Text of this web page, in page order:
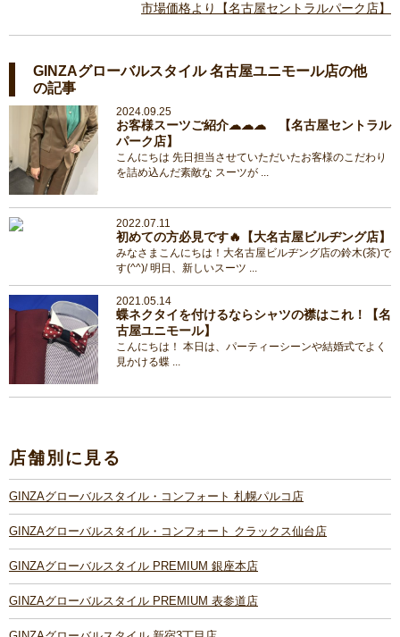
市場価格より【名古屋セントラルパーク店】
GINZAグローバルスタイル 名古屋ユニモール店の他
の記事
2024.09.25
お客様スーツご紹介☁☁☁ 【名古屋セントラル
パーク店】
こんにちは 先日担当させていただいたお客様のこだわり
を詰め込んだ素敵な スーツが ...
2022.07.11
初めての方必見です🔥【大名古屋ビルヂング店】
みなさまこんにちは！大名古屋ビルヂング店の鈴木(茶)で
す(^^)/ 明日、新しいスーツ ...
2021.05.14
蝶ネクタイを付けるならシャツの襟はこれ！【名
古屋ユニモール】
こんにちは！ 本日は、パーティーシーンや結婚式でよく
見かける蝶 ...
店舗別に見る
GINZAグローバルスタイル・コンフォート 札幌パルコ店
GINZAグローバルスタイル・コンフォート クラックス仙台店
GINZAグローバルスタイル PREMIUM 銀座本店
GINZAグローバルスタイル PREMIUM 表参道店